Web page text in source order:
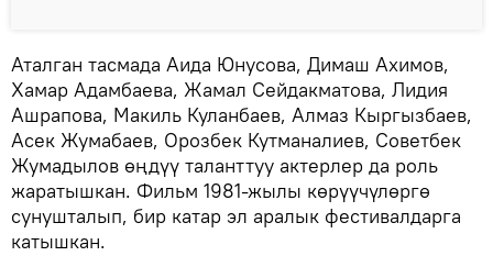
Аталган тасмада Аида Юнусова, Димаш Ахимов,
Хамар Адамбаева, Жамал Сейдакматова, Лидия
Ашрапова, Макиль Куланбаев, Алмаз Кыргызбаев,
Асек Жумабаев, Орозбек Кутманалиев, Советбек
Жумадылов өңдүү таланттуу актерлер да роль
жаратышкан. Фильм 1981-жылы көрүүчүлөргө
сунушталып, бир катар эл аралык фестивалдарга
катышкан.